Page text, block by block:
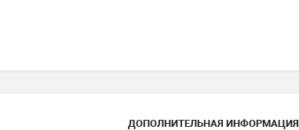
ДОПОЛНИТЕЛЬНАЯ ИНФОРМАЦИЯ